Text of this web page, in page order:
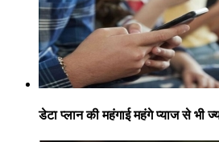
डेटा प्लान की महंगाई महंगे प्याज से भी